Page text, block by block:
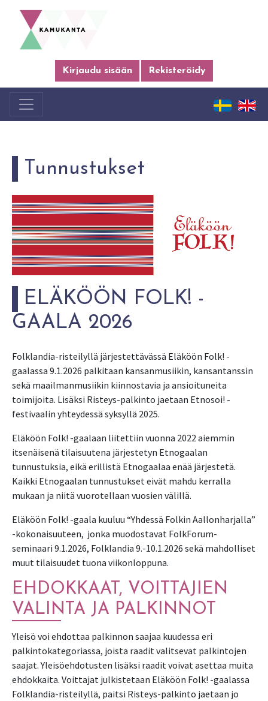
Kirjaudu sisään Rekisteröidy
Tunnustukset
ELÄKÖÖN FOLK! -
GAALA 2026
Folklandia-risteilyllä järjestettävässä Eläköön Folk! -
gaalassa 9.1.2026 palkitaan kansanmusiikin, kansantanssin
sekä maailmanmusiikin kiinnostavia ja ansioituneita
toimijoita. Lisäksi Risteys-palkinto jaetaan Etnosoi! -
festivaalin yhteydessä syksyllä 2025.
Eläköön Folk! -gaalaan liitettiin vuonna 2022 aiemmin
itsenäisenä tilaisuutena järjestetyn Etnogaalan
tunnustuksia, eikä erillistä Etnogaalaa enää järjestetä.
Kaikki Etnogaalan tunnustukset eivät mahdu kerralla
mukaan ja niitä vuorotellaan vuosien välillä.
Eläköön Folk! -gaala kuuluu “Yhdessä Folkin Aallonharjalla”
-kokonaisuuteen, jonka muodostavat FolkForum-
seminaari 9.1.2026, Folklandia 9.-10.1.2026 sekä mahdolliset
muut tilaisuudet tuona viikonloppuna.
EHDOKKAAT, VOITTAJIEN
VALINTA JA PALKINNOT
Yleisö voi ehdottaa palkinnon saajaa kuudessa eri
palkintokategoriassa, joista raadit valitsevat palkintojen
saajat. Yleisöehdotusten lisäksi raadit voivat asettaa muita
ehdokkaita. Voittajat julkistetaan Eläköön Folk! -gaalassa
Folklandia-risteilyllä, paitsi Risteys-palkinto jaetaan jo